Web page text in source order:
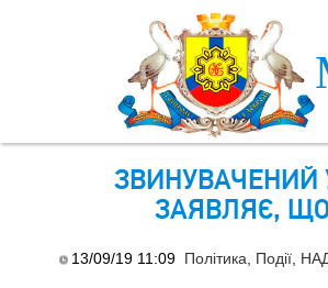
ЗВИНУВАЧЕНИЙ
ЗАЯВЛЯЄ,
13/09/19 11:09 Політика Події